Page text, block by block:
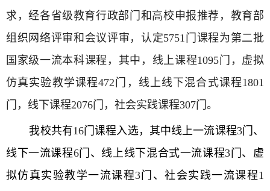
求，经各省级教育行政部门和高校申报推荐，教育部
组织网络评审和会议评审，认定5751门课程为第二批
国家级一流本科课程，其中，线上课程1095门，虚拟
仿真实验教学课程472门，线上线下混合式课程1801
门，线下课程2076门，社会实践课程307门。
我校共有16门课程入选，其中线上一流课程3门、
线下一流课程6门、线上线下混合式一流课程3门、虚
拟仿真实验教学一流课程3门、社会实践一流课程1